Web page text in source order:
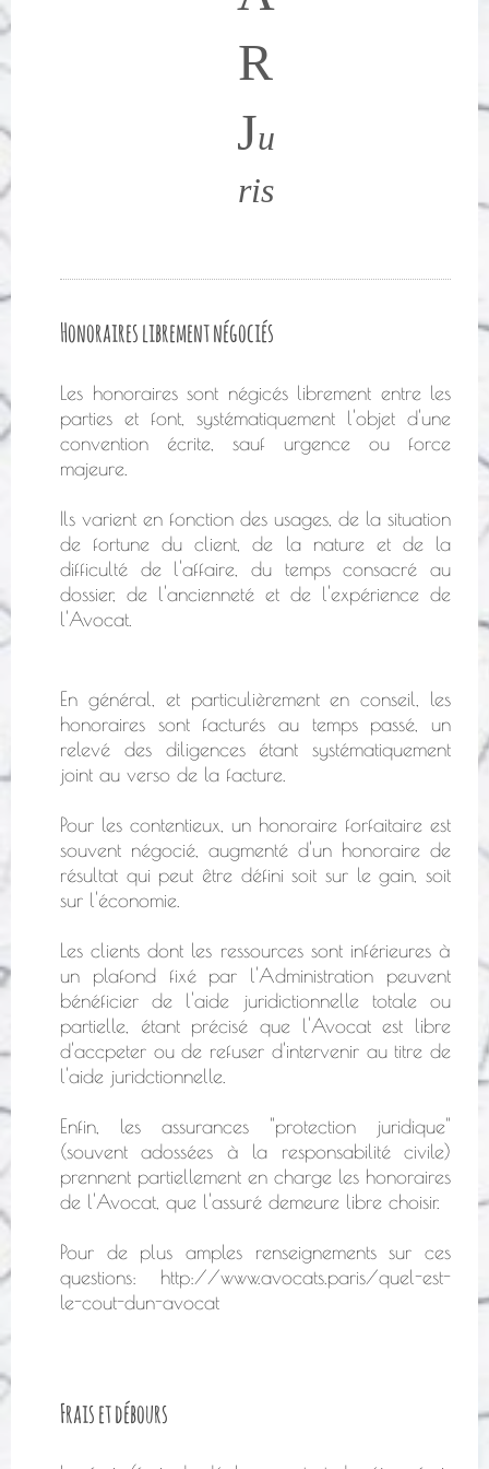
R
Ju
ris
Honoraires librement négociés
Les honoraires sont négicés librement entre les
parties et font, systématiquement l'objet d'une
convention écrite, sauf urgence ou force
majeure.
Ils varient en fonction des usages, de la situation
de fortune du client, de la nature et de la
difficulté de l'affaire, du temps consacré au
dossier, de l'ancienneté et de l'expérience de
l'Avocat.
En général, et particulièrement en conseil, les
honoraires sont facturés au temps passé, un
relevé des diligences étant systématiquement
joint au verso de la facture.
Pour les contentieux, un honoraire forfaitaire est
souvent négocié, augmenté d'un honoraire de
résultat qui peut être défini soit sur le gain, soit
sur l'économie.
Les clients dont les ressources sont inférieures à
un plafond fixé par l'Administration peuvent
bénéficier de l'aide juridictionnelle totale ou
partielle, étant précisé que l'Avocat est libre
d'accpeter ou de refuser d'intervenir au titre de
l'aide juridctionnelle.
Enfin, les assurances "protection juridique"
(souvent adossées à la responsabilité civile)
prennent partiellement en charge les honoraires
de l'Avocat, que l'assuré demeure libre choisir.
Pour de plus amples renseignements sur ces
questions: http://www.avocats.paris/quel-est-
le-cout-dun-avocat
Frais et débours